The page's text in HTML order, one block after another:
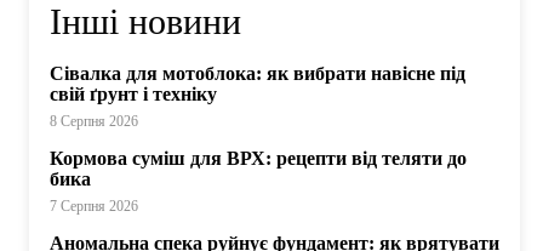
Інші новини
Сівалка для мотоблока: як вибрати навісне під
свій ґрунт і техніку
8 Серпня 2026
Кормова суміш для ВРХ: рецепти від теляти до
бика
7 Серпня 2026
Аномальна спека руйнує фундамент: як врятувати